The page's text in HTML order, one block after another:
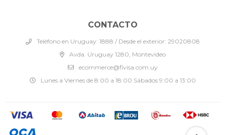
CONTACTO
Teléfono en Uruguay: 1888 / Desde el exterior: 29020808
Avda. Uruguay 1280, Montevideo
ecommerce@fivisa.com.uy
Lunes a Viernes de 8:00 a 18:00 Sábados 9:00 a 13:00